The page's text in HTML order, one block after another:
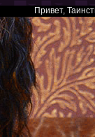
Привет,